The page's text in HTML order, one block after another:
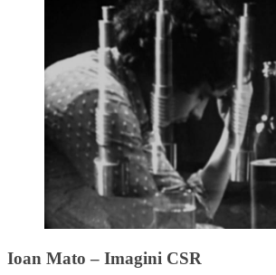
Ioan Mato – Imagini CSR